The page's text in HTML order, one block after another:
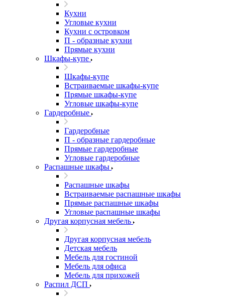
Кухни
Угловые кухни
Кухни с островком
П - образные кухни
Прямые кухни
Шкафы-купе
Шкафы-купе
Встраиваемые шкафы-купе
Прямые шкафы-купе
Угловые шкафы-купе
Гардеробные
Гардеробные
П - образные гардеробные
Прямые гардеробные
Угловые гардеробные
Распашные шкафы
Распашные шкафы
Встраиваемые распашные шкафы
Прямые распашные шкафы
Угловые распашные шкафы
Другая корпусная мебель
Другая корпусная мебель
Детская мебель
Мебель для гостиной
Мебель для офиса
Мебель для прихожей
Распил ДСП